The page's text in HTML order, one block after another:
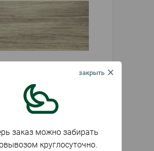
угловой ПУ 05.1800.087
заказ можно забирать
круглосуточно.